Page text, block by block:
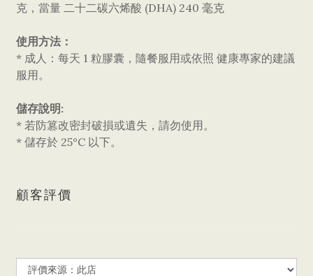
克，當量 二十二碳六烯酸 (DHA) 240 毫克
使用方法：
* 成人：每天 1 粒膠囊，隨餐服用或依照 健康專家的建議
服用。
儲存說明:
* 若防篡改密封破損或遺失，請勿使用。
* 儲存於 25°C 以下。
顧客評價